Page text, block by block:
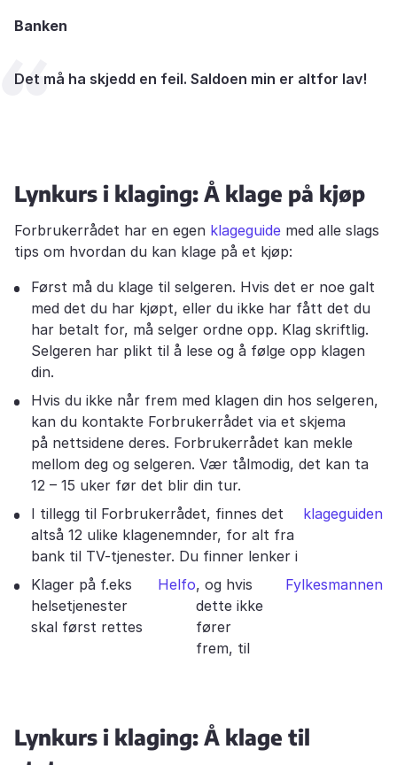
Banken
Det må ha skjedd en feil. Saldoen min er altfor lav!
Lynkurs i klaging: Å klage på kjøp
Forbrukerrådet har en egen klageguide med alle slags
tips om hvordan du kan klage på et kjøp:
Først må du klage til selgeren. Hvis det er noe galt
med det du har kjøpt, eller du ikke har fått det du
har betalt for, må selger ordne opp. Klag skriftlig.
Selgeren har plikt til å lese og å følge opp klagen
din.
Hvis du ikke når frem med klagen din hos selgeren,
kan du kontakte Forbrukerrådet via et skjema
på nettsidene deres. Forbrukerrådet kan mekle
mellom deg og selgeren. Vær tålmodig, det kan ta
12 – 15 uker før det blir din tur.
I tillegg til Forbrukerrådet, finnes det
altså 12 ulike klagenemnder, for alt fra
bank til TV-tjenester. Du finner lenker i
klageguiden
Klager på f.eks
helsetjenester
skal først rettes
Helfo, og hvis
dette ikke
fører
frem, til
Fylkesmannen
Lynkurs i klaging: Å klage til